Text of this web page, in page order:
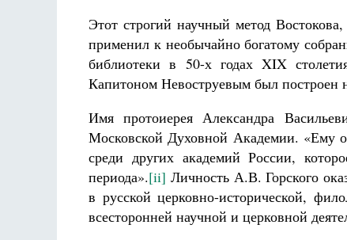
Этот строгий научный метод
применил к необычайно богатому
библиотеки в 50-х годах XIX
Капитоном Невоструевым был построен
Имя протоиерея Александра
Московской Духовной Академии. «Ему
среди других академий России,
периода».[ii] Личность А.В. Горского
в русской церковно-исторической,
всесторонней научной и церковной
Кирилл Мурышев